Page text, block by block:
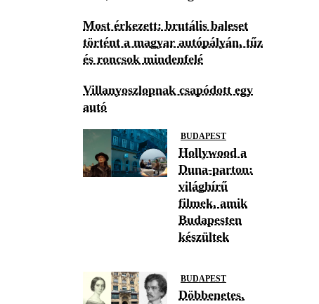
Most érkezett: brutális baleset
történt a magyar autópályán, tűz
és roncsok mindenfelé
Villanyoszlopnak csapódott egy
autó
BUDAPEST
Hollywood a
Duna-parton:
világhírű
filmek, amik
Budapesten
készültek
BUDAPEST
Döbbenetes,